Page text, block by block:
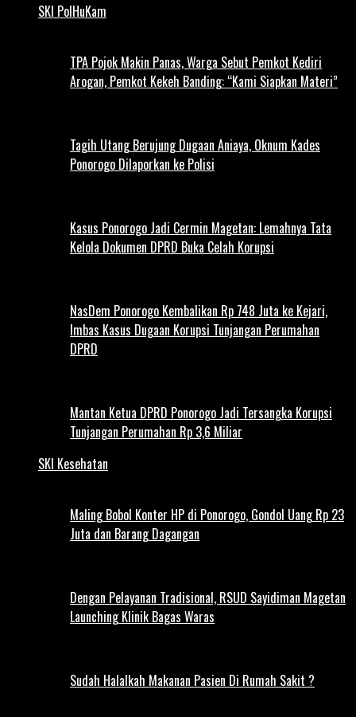
SKI PolHuKam
TPA Pojok Makin Panas, Warga Sebut Pemkot Kediri
Arogan, Pemkot Kekeh Banding: “Kami Siapkan Materi”
Tagih Utang Berujung Dugaan Aniaya, Oknum Kades
Ponorogo Dilaporkan ke Polisi
Kasus Ponorogo Jadi Cermin Magetan: Lemahnya Tata
Kelola Dokumen DPRD Buka Celah Korupsi
NasDem Ponorogo Kembalikan Rp 748 Juta ke Kejari,
Imbas Kasus Dugaan Korupsi Tunjangan Perumahan
DPRD
Mantan Ketua DPRD Ponorogo Jadi Tersangka Korupsi
Tunjangan Perumahan Rp 3,6 Miliar
SKI Kesehatan
Maling Bobol Konter HP di Ponorogo, Gondol Uang Rp 23
Juta dan Barang Dagangan
Dengan Pelayanan Tradisional, RSUD Sayidiman Magetan
Launching Klinik Bagas Waras
Sudah Halalkah Makanan Pasien Di Rumah Sakit ?